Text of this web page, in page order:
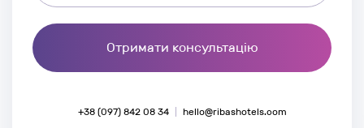
Отримати консультацію
+38 (097) 842 08 34 hello@ribashotels.com